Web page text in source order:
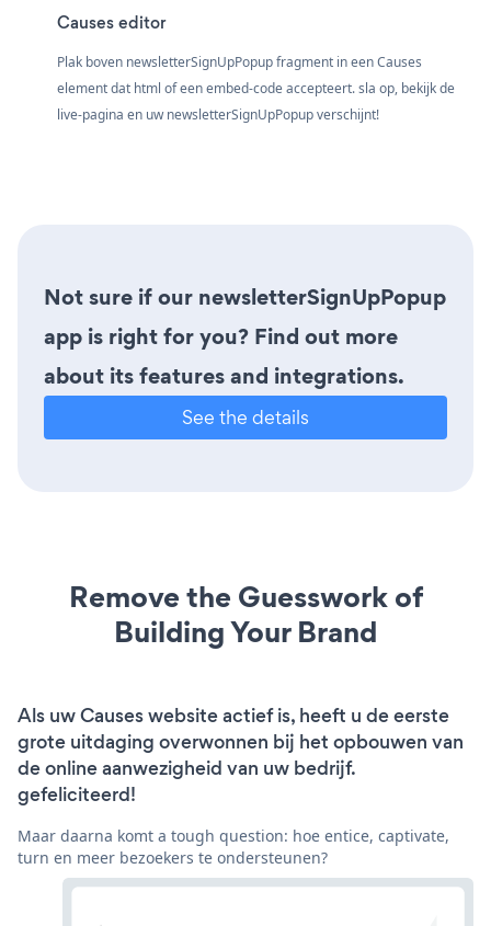
Causes editor
Plak boven newsletterSignUpPopup fragment in een Causes
element dat html of een embed-code accepteert. sla op, bekijk de
live-pagina en uw newsletterSignUpPopup verschijnt!
Not sure if our newsletterSignUpPopup
app is right for you? Find out more
about its features and integrations.
See the details
Remove the Guesswork of
Building Your Brand
Als uw Causes website actief is, heeft u de eerste
grote uitdaging overwonnen bij het opbouwen van
de online aanwezigheid van uw bedrijf.
gefeliciteerd!
Maar daarna komt a tough question: hoe entice, captivate,
turn en meer bezoekers te ondersteunen?